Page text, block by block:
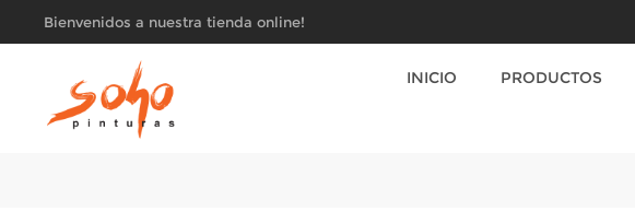
Bienvenidos a nuestra tienda online!
INICIO PRODUCTOS